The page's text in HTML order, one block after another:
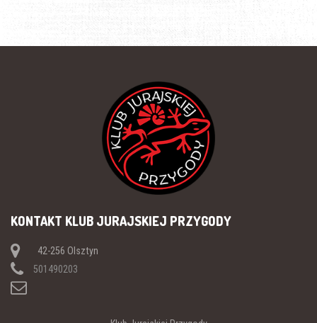
KONTAKT KLUB JURAJSKIEJ PRZYGODY
42-256 Olsztyn
501490203